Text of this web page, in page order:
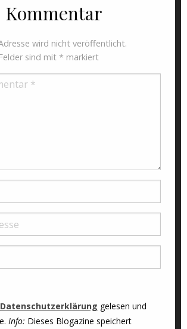
Kommentar
wird nicht veröffentlicht.
sind mit * markiert
Datenschutzerklärung gelesen und
Info: Dieses Blogazine speichert